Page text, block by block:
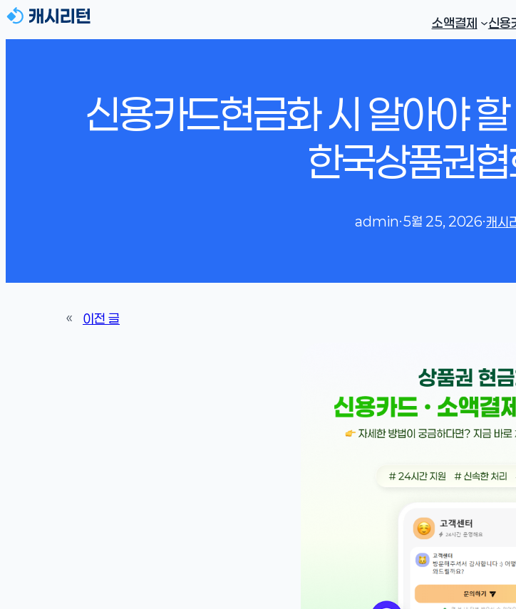
소액결제 신용
신용카드현금화 시 알아야
한국상품권
admin·5월 25, 2026·캐시
« 이전 글